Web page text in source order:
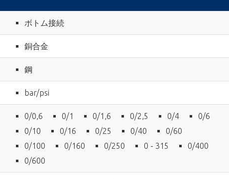
ボトム接続
銅合金
鋼
bar/psi
0/0,6 0/1 0/1,6 0/2,5 0/4
0/6
0/10
0/16 0/25 0/40
0/60
0/100
0/160 0/250 0 - 315
0/400
0/600